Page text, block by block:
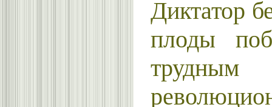
Диктатор
плоды
трудным